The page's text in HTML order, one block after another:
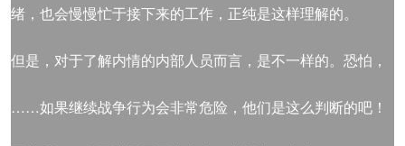
绪，也会慢慢忙于接下来的工作，正纯是这样理解的。
但是，对于了解内情的内部人员而言，是不一样的。恐怕，
……如果继续战争行为会非常危险，他们是这么判断的吧！